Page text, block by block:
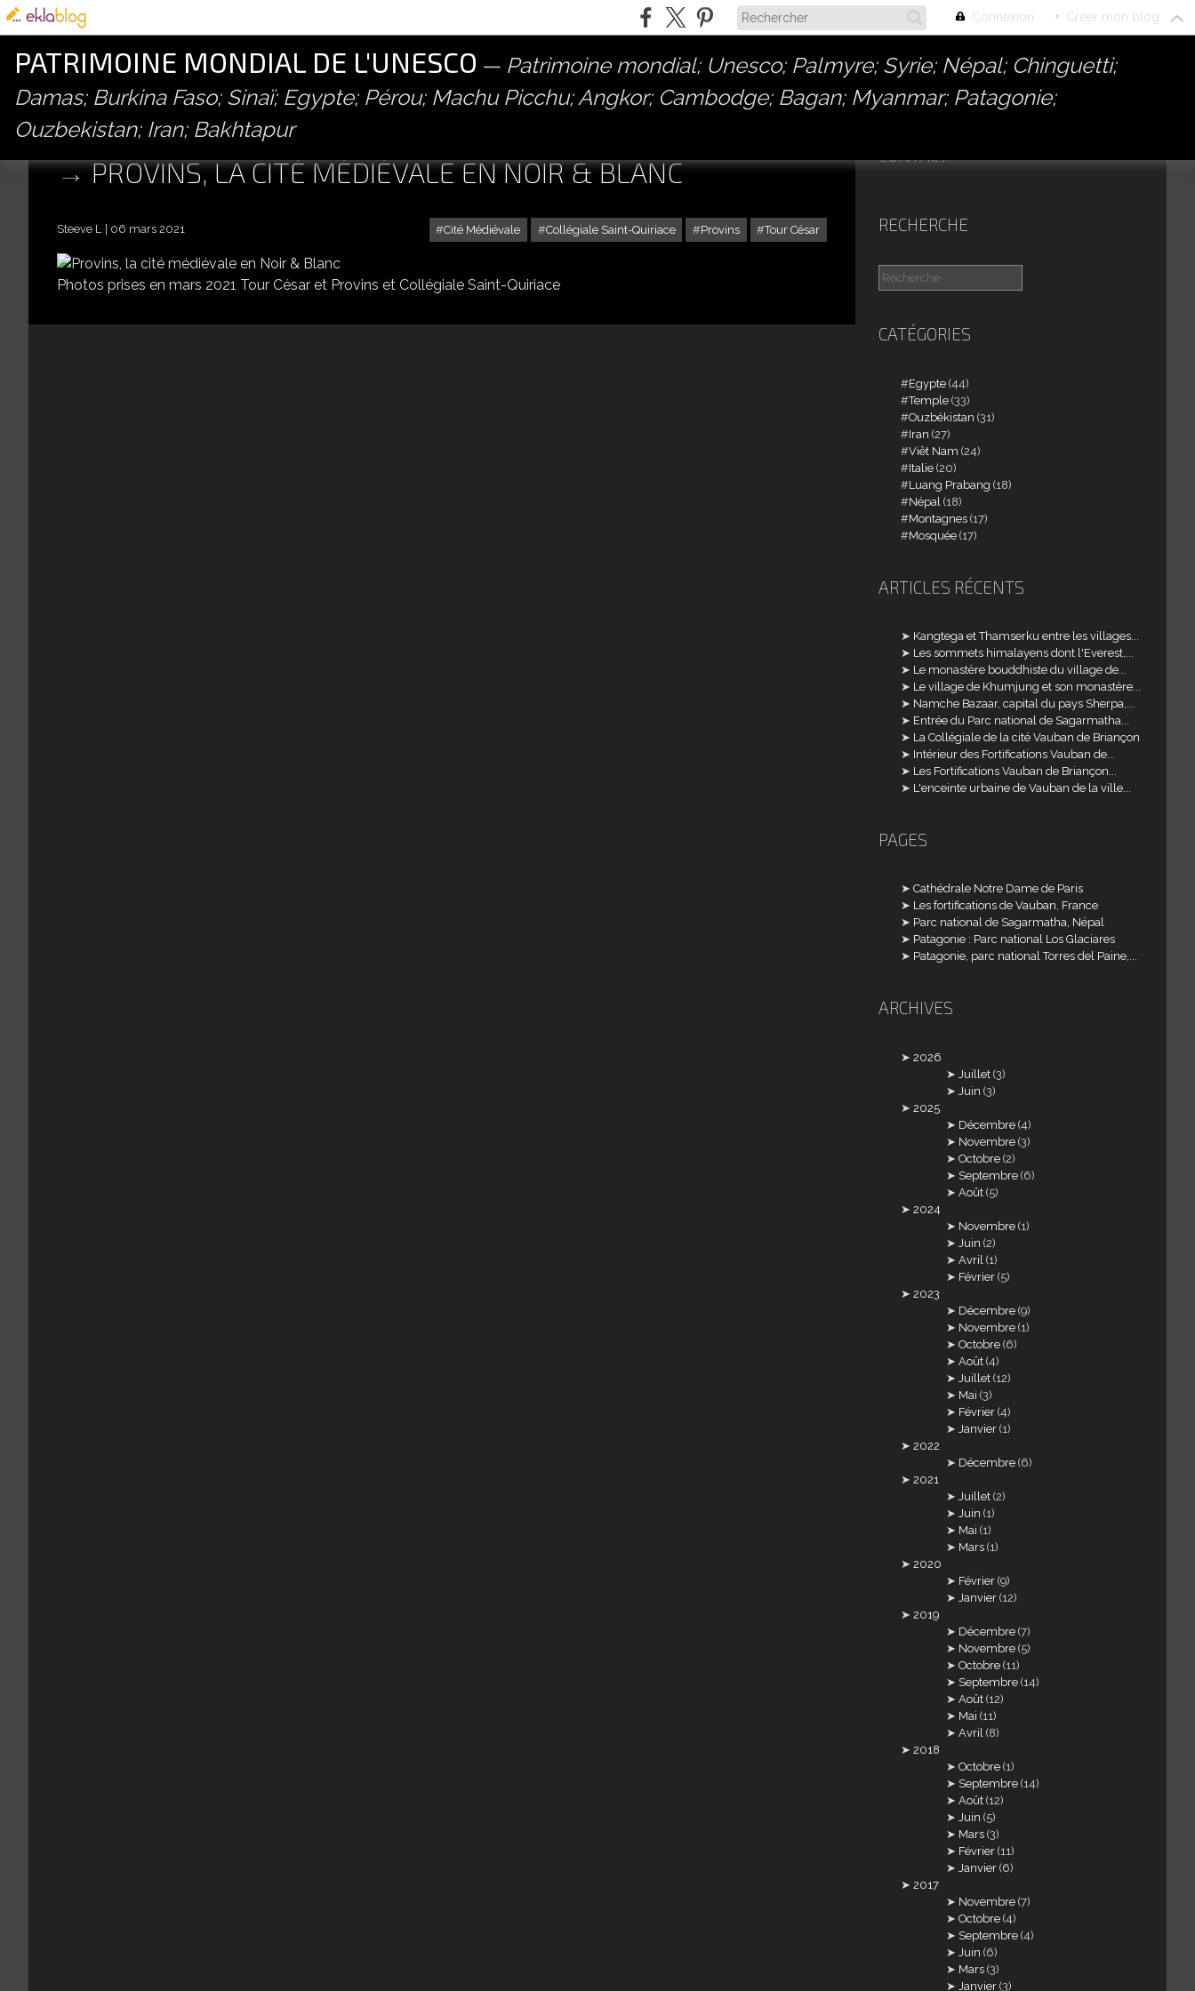
Connexion + Créer mon blog
PATRIMOINE MONDIAL DE L'UNESCO
Patrimoine mondial; Unesco; Palmyre; Syrie; Népal; Chinguetti;
Damas; Burkina Faso; Sinaï; Egypte; Pérou; Machu Picchu; Angkor; Cambodge; Bagan; Myanmar; Patagonie;
Ouzbekistan; Iran; Bakhtapur
PROVINS, LA CITÉ MÉDIÉVALE EN NOIR & BLANC
Cité Médiévale Collégiale Saint-Quiriace Provins Tour César
Steeve L 06 mars 2021 PROVINS, LA CITÉ MÉDIÉVALE EN NOIR & BLANC
Photos prises en mars 2021 Tour César et Provins et Collégiale Saint-Quiriace
CONTACT
RECHERCHE
CATÉGORIES
Egypte (44)
Temple (33)
Ouzbékistan (31)
Iran (27)
Viêt Nam (24)
Italie (20)
Luang Prabang (18)
Népal (18)
Montagnes (17)
Mosquée (17)
ARTICLES RÉCENTS
Kangtega et Thamserku entre les villages...
Les sommets himalayens dont l'Everest,...
Le monastère bouddhiste du village de...
Le village de Khumjung et son monastère...
Namche Bazaar, capital du pays Sherpa,...
Entrée du Parc national de Sagarmatha...
La Collégiale de la cité Vauban de Briançon
Intérieur des Fortifications Vauban de...
Les Fortifications Vauban de Briançon...
L'enceinte urbaine de Vauban de la ville...
PAGES
Cathédrale Notre Dame de Paris
Les fortifications de Vauban, France
Parc national de Sagarmatha, Népal
Patagonie : Parc national Los Glaciares
Patagonie, parc national Torres del Paine,...
ARCHIVES
2026
Juillet (3)
Juin (3)
2025
Décembre (4)
Novembre (3)
Octobre (2)
Septembre (6)
Août (5)
2024
Novembre (1)
Juin (2)
Avril (1)
Février (5)
2023
Décembre (9)
Novembre (1)
Octobre (6)
Août (4)
Juillet (12)
Mai (3)
Février (4)
Janvier (1)
2022
Décembre (6)
2021
Juillet (2)
Juin (1)
Mai (1)
Mars (1)
2020
Février (9)
Janvier (12)
2019
Décembre (7)
Novembre (5)
Octobre (11)
Septembre (14)
Août (12)
Mai (11)
Avril (8)
2018
Octobre (1)
Septembre (14)
Août (12)
Juin (5)
Mars (3)
Février (11)
Janvier (6)
2017
Novembre (7)
Octobre (4)
Septembre (4)
Juin (6)
Mars (3)
Janvier (3)